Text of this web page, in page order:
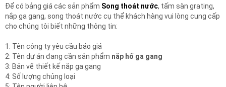
Để có bảng giá các sản phẩm Song thoát nước, tấm sàn grating,
nắp ga gang, song thoát nước cụ thể khách hàng vui lòng cung cấp
cho chúng tôi biết những thông tin:
1: Tên công ty yêu cầu báo giá
2: Tên dự án đang cần sản phẩm nắp hố ga gang
3: Bản vẽ thiết kế nắp ga gang
4: Số lượng chủng loại